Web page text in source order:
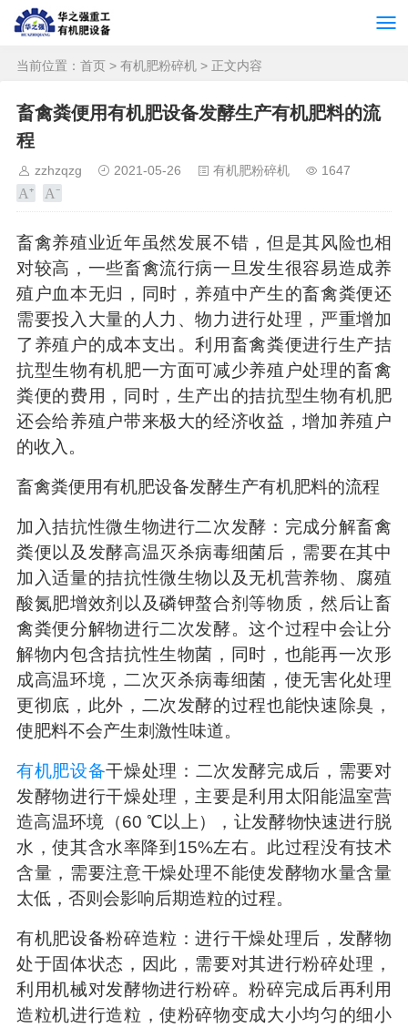
当前位置： 首页 > 有机肥粉碎机 > 正文内容
畜禽粪便用有机肥设备发酵生产有机肥料的流
程
zzhzqzg 2021-05-26 有机肥粉碎机 1647
畜禽养殖业近年虽然发展不错，但是其风险也相
对较高，一些畜禽流行病一旦发生很容易造成养
殖户血本无归，同时，养殖中产生的畜禽粪便还
需要投入大量的人力、物力进行处理，严重增加
了养殖户的成本支出。利用畜禽粪便进行生产拮
抗型生物有机肥一方面可减少养殖户处理的畜禽
粪便的费用，同时，生产出的拮抗型生物有机肥
还会给养殖户带来极大的经济收益，增加养殖户
的收入。
畜禽粪便用有机肥设备发酵生产有机肥料的流程
加入拮抗性微生物进行二次发酵：完成分解畜禽
粪便以及发酵高温灭杀病毒细菌后，需要在其中
加入适量的拮抗性微生物以及无机营养物、腐殖
酸氮肥增效剂以及磷钾螯合剂等物质，然后让畜
禽粪便分解物进行二次发酵。这个过程中会让分
解物内包含拮抗性生物菌，同时，也能再一次形
成高温环境，二次灭杀病毒细菌，使无害化处理
更彻底，此外，二次发酵的过程也能快速除臭，
使肥料不会产生刺激性味道。
有机肥设备干燥处理：二次发酵完成后，需要对
发酵物进行干燥处理，主要是利用太阳能温室营
造高温环境（60 ℃以上），让发酵物快速进行脱
水，使其含水率降到 15%左右。此过程没有技术
含量，需要注意干燥处理不能使发酵物水量含量
太低，否则会影响后期造粒的过程。
有机肥设备粉碎造粒：进行干燥处理后，发酵物
处于固体状态，因此，需要对其进行粉碎处理，
利用机械对发酵物进行粉碎。粉碎完成后再利用
造粒机进行造粒，使粉碎物变成大小均匀的细小